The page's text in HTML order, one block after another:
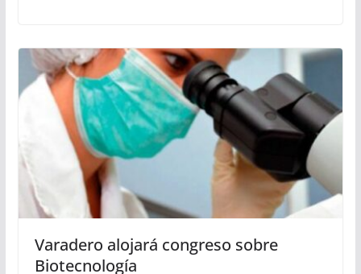
Varadero alojará congreso sobre
Biotecnología